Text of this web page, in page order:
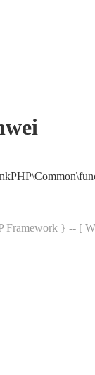
Framework } -- [